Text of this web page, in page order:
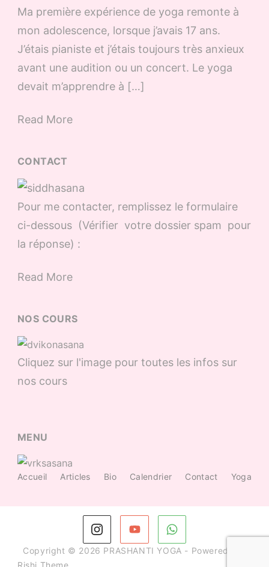
Ma première expérience de yoga remonte à
mon adolescence, lorsque j’avais 17 ans.
J’étais pianiste et j’étais toujours très anxieux
avant une audition ou un concert. Le yoga
devait m’apprendre à […]
Read More
CONTACT
Pour me contacter, remplissez le formulaire
ci-dessous (Vérifier votre dossier spam pour
la réponse) :
Read More
NOS COURS
Cliquez sur l'image pour toutes les infos sur
nos cours
MENU
Accueil Articles Bio Calendrier Contact Yoga
Copyright © 2026 PRASHANTI YOGA - Powered by